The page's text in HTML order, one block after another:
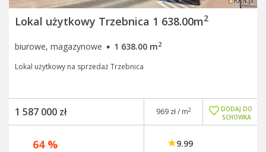
Lokal użytkowy Trzebnica 1 638.00m2
biurowe, magazynowe · 1 638.00 m2
Lokal użytkowy na sprzedaż Trzebnica
1 587 000 zł
DODAJ DO
SCHOWKA
969 zł / m2
64 % 9.99